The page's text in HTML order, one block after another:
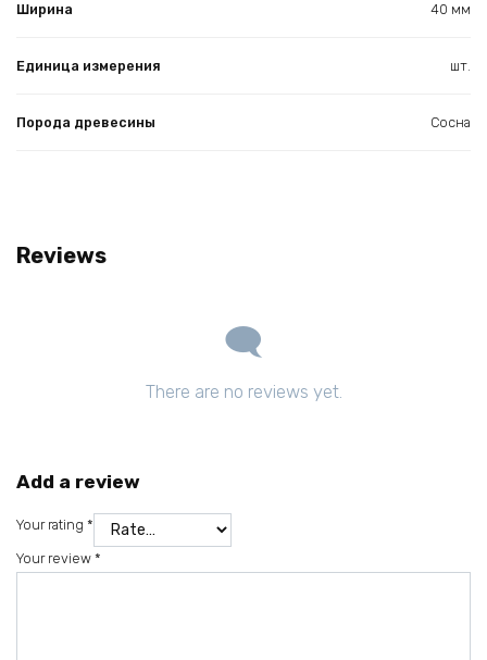
Ширина 40 мм
Единица измерения шт.
Порода древесины Сосна
Reviews
There are no reviews yet.
Add a review
Your rating *
Your review *